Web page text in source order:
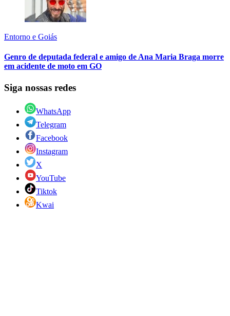
Entorno e Goiás
Genro de deputada federal e amigo de Ana Maria Braga morre
em acidente de moto em GO
Siga nossas redes
WhatsApp
Telegram
Facebook
Instagram
X
YouTube
Tiktok
Kwai